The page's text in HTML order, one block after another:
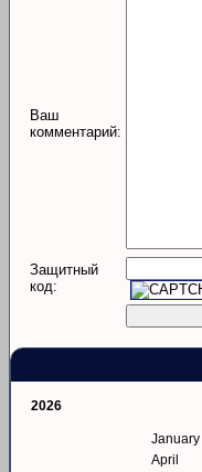
Ваш
комментарий:
Защитный
код:
2026
January
April